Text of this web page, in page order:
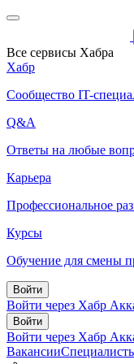
Все сервисы Хабра
Хабр
Сообщество IT-
Q&A
Ответы на любые
Карьера
Профессиональное
Курсы
Обучение для смены
Войти
Войти через Хабр
Войти
Войти через Хабр
Вакансии